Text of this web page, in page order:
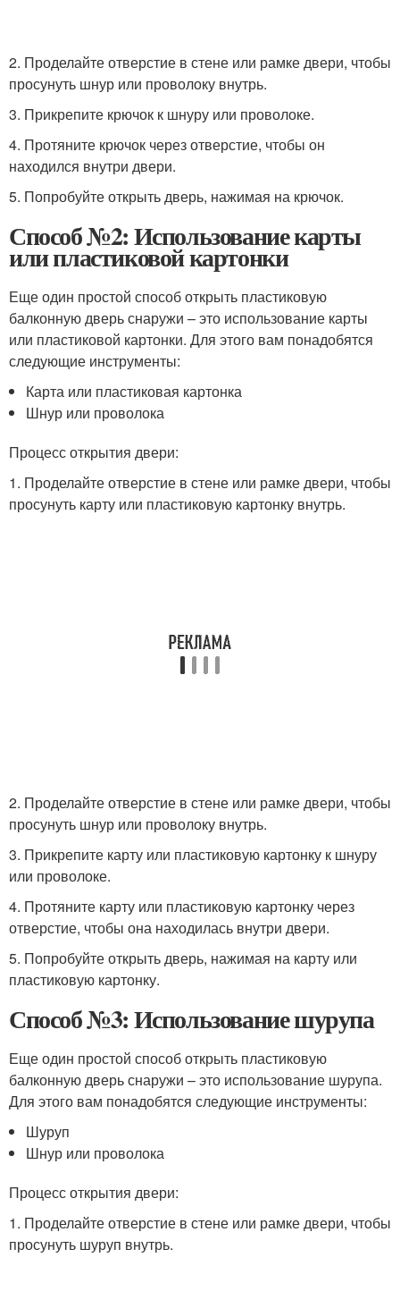
2. Проделайте отверстие в стене или рамке двери, чтобы
просунуть шнур или проволоку внутрь.
3. Прикрепите крючок к шнуру или проволоке.
4. Протяните крючок через отверстие, чтобы он
находился внутри двери.
5. Попробуйте открыть дверь, нажимая на крючок.
Способ №2: Использование карты
или пластиковой картонки
Еще один простой способ открыть пластиковую
балконную дверь снаружи – это использование карты
или пластиковой картонки. Для этого вам понадобятся
следующие инструменты:
Карта или пластиковая картонка
Шнур или проволока
Процесс открытия двери:
1. Проделайте отверстие в стене или рамке двери, чтобы
просунуть карту или пластиковую картонку внутрь.
2. Проделайте отверстие в стене или рамке двери, чтобы
просунуть шнур или проволоку внутрь.
3. Прикрепите карту или пластиковую картонку к шнуру
или проволоке.
4. Протяните карту или пластиковую картонку через
отверстие, чтобы она находилась внутри двери.
5. Попробуйте открыть дверь, нажимая на карту или
пластиковую картонку.
Способ №3: Использование шурупа
Еще один простой способ открыть пластиковую
балконную дверь снаружи – это использование шурупа.
Для этого вам понадобятся следующие инструменты:
Шуруп
Шнур или проволока
Процесс открытия двери:
1. Проделайте отверстие в стене или рамке двери, чтобы
просунуть шуруп внутрь.